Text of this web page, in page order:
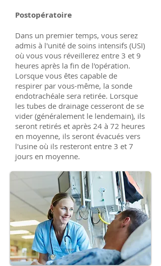
Postopératoire
Dans un premier temps, vous serez
admis à l'unité de soins intensifs (USI)
où vous vous réveillerez entre 3 et 9
heures après la fin de l'opération.
Lorsque vous êtes capable de
respirer par vous-même, la sonde
endotrachéale sera retirée. Lorsque
les tubes de drainage cesseront de se
vider (généralement le lendemain), ils
seront retirés et après 24 à 72 heures
en moyenne, ils seront évacués vers
l'usine où ils resteront entre 3 et 7
jours en moyenne.